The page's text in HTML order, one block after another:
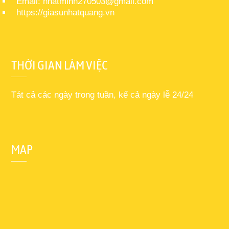
https://giasunhatquang.vn
THỜI GIAN LÀM VIỆC
Tát cả các ngày trong tuần, kể cả ngày lễ 24/24
MAP